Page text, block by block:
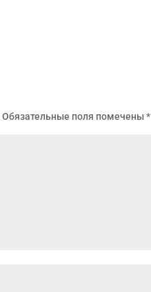
Обязательные поля помечены*